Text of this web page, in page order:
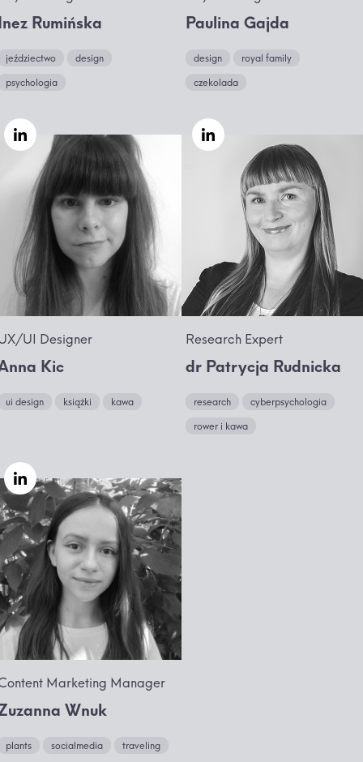
Rumińska
jeździectwo
design
psychologia
Paulina Gajda
design
royal family
czekolada
UI Designer
Kic
ui design książki kawa
Research Expert
dr Patrycja Rudnicka
research
cyberpsychologia
rower i kawa
Marketing Manager
Wnuk
plants socialmedia traveling